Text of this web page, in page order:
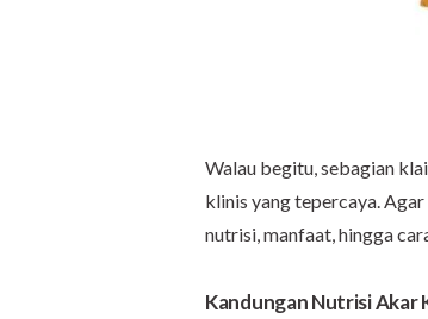
Walau begitu, sebagian
klinis yang tepercaya.
nutrisi, manfaat, hingga
Kandungan Nutrisi Akar